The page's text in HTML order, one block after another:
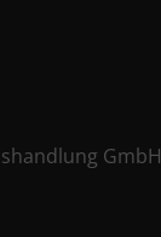
GmbH